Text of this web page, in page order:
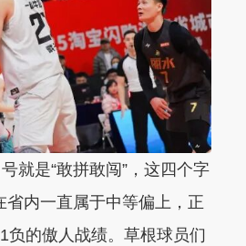
就是“敢拼敢闯”，这四个字
省内一直属于中等偏上，正
负的傲人战绩。草根球员们